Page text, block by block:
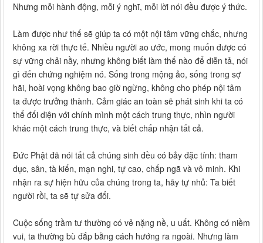
Nhưng mỗi hành động, mỗi ý nghĩ, mỗi lời nói đều được ý thức.
Làm được như thế sẽ giúp ta có một nội tâm vững chắc, nhưng
không xa rời thực tế. Nhiều người ao ước, mong muốn được có
sự vững chải nầy, nhưng không biết làm thế nào để diễn tả, nói
gì đến chứng nghiệm nó. Sống trong mộng ảo, sống trong sợ
hãi, hoài vọng không bao giờ ngừng, không cho phép nội tâm
ta được trưởng thành. Cảm giác an toàn sẽ phát sinh khi ta có
thể đối diện với chính mình một cách trung thực, nhìn người
khác một cách trung thực, và biết chấp nhận tất cả.
Đức Phật đã nói tất cả chúng sinh đều có bảy đặc tính: tham
dục, sân, tà kiến, mạn nghi, tự cao, chấp ngã và vô minh. Khi
nhận ra sự hiện hữu của chúng trong ta, hãy tự nhủ: Ta biết
người rồi, ta sẽ tự sửa đổi.
Cuộc sống trầm tư thường có vẻ nặng nề, u uất. Không có niềm
vui, ta thường bù đắp bằng cách hướng ra ngoài. Nhưng làm